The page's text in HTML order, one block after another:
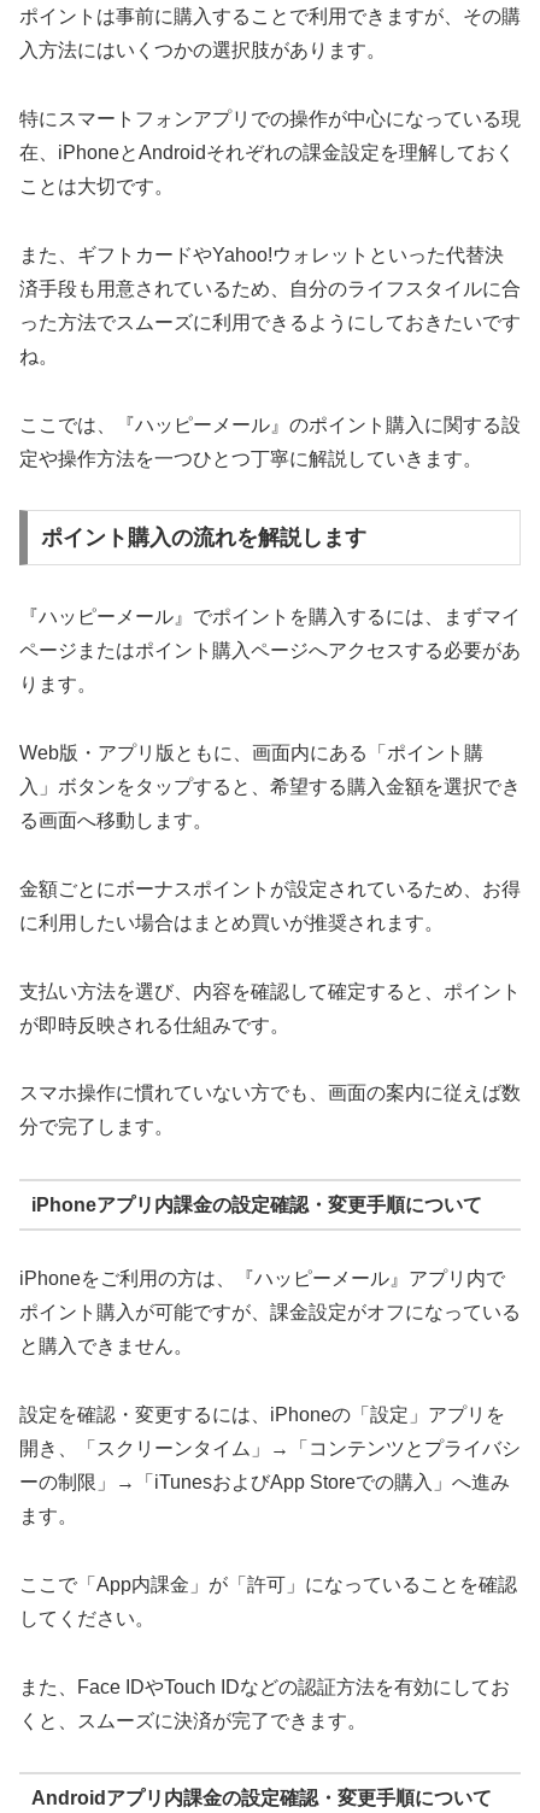
ポイントは事前に購入することで利用できますが、その購
入方法にはいくつかの選択肢があります。
特にスマートフォンアプリでの操作が中心になっている現
在、iPhoneとAndroidそれぞれの課金設定を理解しておく
ことは大切です。
また、ギフトカードやYahoo!ウォレットといった代替決
済手段も用意されているため、自分のライフスタイルに合
った方法でスムーズに利用できるようにしておきたいです
ね。
ここでは、『ハッピーメール』のポイント購入に関する設
定や操作方法を一つひとつ丁寧に解説していきます。
ポイント購入の流れを解説します
『ハッピーメール』でポイントを購入するには、まずマイ
ページまたはポイント購入ページへアクセスする必要があ
ります。
Web版・アプリ版ともに、画面内にある「ポイント購
入」ボタンをタップすると、希望する購入金額を選択でき
る画面へ移動します。
金額ごとにボーナスポイントが設定されているため、お得
に利用したい場合はまとめ買いが推奨されます。
支払い方法を選び、内容を確認して確定すると、ポイント
が即時反映される仕組みです。
スマホ操作に慣れていない方でも、画面の案内に従えば数
分で完了します。
iPhoneアプリ内課金の設定確認・変更手順について
iPhoneをご利用の方は、『ハッピーメール』アプリ内で
ポイント購入が可能ですが、課金設定がオフになっている
と購入できません。
設定を確認・変更するには、iPhoneの「設定」アプリを
開き、「スクリーンタイム」→「コンテンツとプライバシ
ーの制限」→「iTunesおよびApp Storeでの購入」へ進み
ます。
ここで「App内課金」が「許可」になっていることを確認
してください。
また、Face IDやTouch IDなどの認証方法を有効にしてお
くと、スムーズに決済が完了できます。
Androidアプリ内課金の設定確認・変更手順について